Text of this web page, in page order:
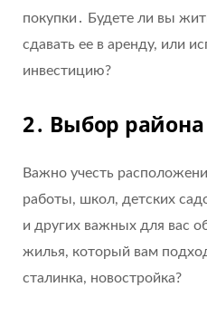
покупки․ Будете ли вы
сдавать ее в аренду, или
инвестицию?
2․ Выбор
Важно учесть
работы, школ, детских
и других важных для вас
жилья, который вам
сталинка, новостройка?